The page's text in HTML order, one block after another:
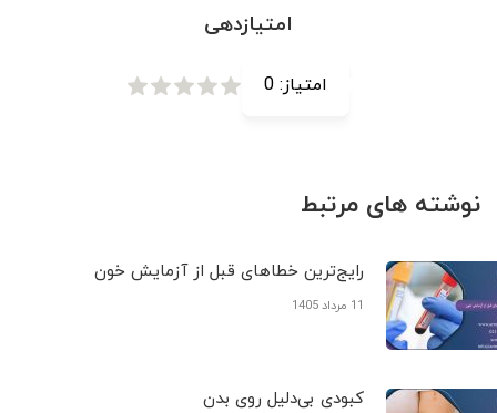
امتیازدهی
امتیاز: 0
نوشته های مرتبط
رایج‌ترین خطاهای قبل از آزمایش خون
11 مرداد 1405
کبودی‌ بی‌دلیل روی بدن